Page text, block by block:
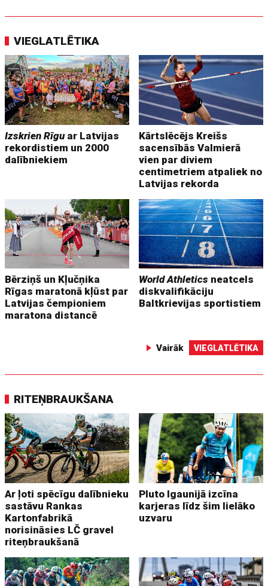
VIEGLATLĒTIKA
Izskrien Rīguar Latvijas
rekordistiem un 2000
dalībniekiem
Kārtslēcējs Kreišs
sacensībās Valmierā
vien par diviem
centimetriem atpaliek no
Latvijas rekorda
Bērziņš un Kļučņika
Rīgas maratonā kļūst par
Latvijas čempioniem
maratona distancē
World Athletics neatcels
diskvalifikāciju
Baltkrievijas sportistiem
Vairāk VIEGLATLĒTIKA
RITEŅBRAUKŠANA
Ar ļoti spēcīgu dalībnieku
sastāvu Rankas
Kartonfabrikā
norisināsies LČ gravel
riteņbraukšanā
Pluto Igaunijā izcīna
karjeras līdz šim lielāko
uzvaru